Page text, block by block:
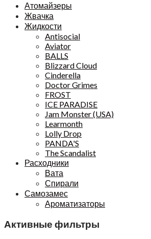
Атомайзеры
Жвачка
Жидкости
Antisocial
Aviator
BALLS
Blizzard Cloud
Cinderella
Doctor Grimes
FROST
ICE PARADISE
Jam Monster (USA)
Learmonth
Lolly Drop
PANDA'S
The Scandalist
Расходники
Вата
Спирали
Самозамес
Ароматизаторы
Активные фильтры